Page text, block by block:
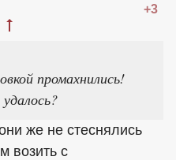
+3
промахнились!
же не стеснялись
возить с